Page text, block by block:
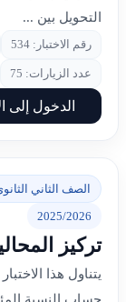
التحويل بين ...
رقم الاختبار: 534
عدد الزيارات: 75
الدخول إلى
الصف الثاني
2025/2026
تركيز
يتناول هذا